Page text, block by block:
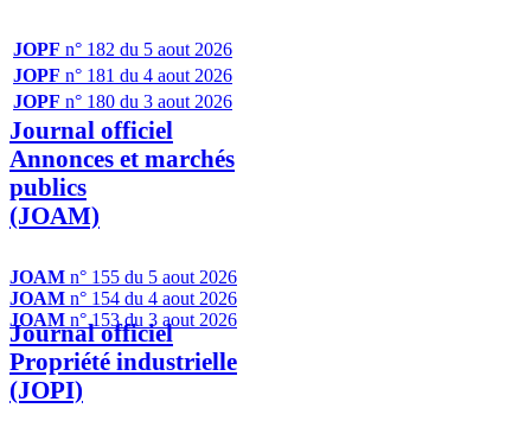
JOPF n° 182 du 5 aout 2026
JOPF n° 181 du 4 aout 2026
JOPF n° 180 du 3 aout 2026
Journal officiel
Annonces et marchés
publics
(JOAM)
JOAM n° 155 du 5 aout 2026
JOAM n° 154 du 4 aout 2026
JOAM n° 153 du 3 aout 2026
Journal officiel
Propriété industrielle
(JOPI)